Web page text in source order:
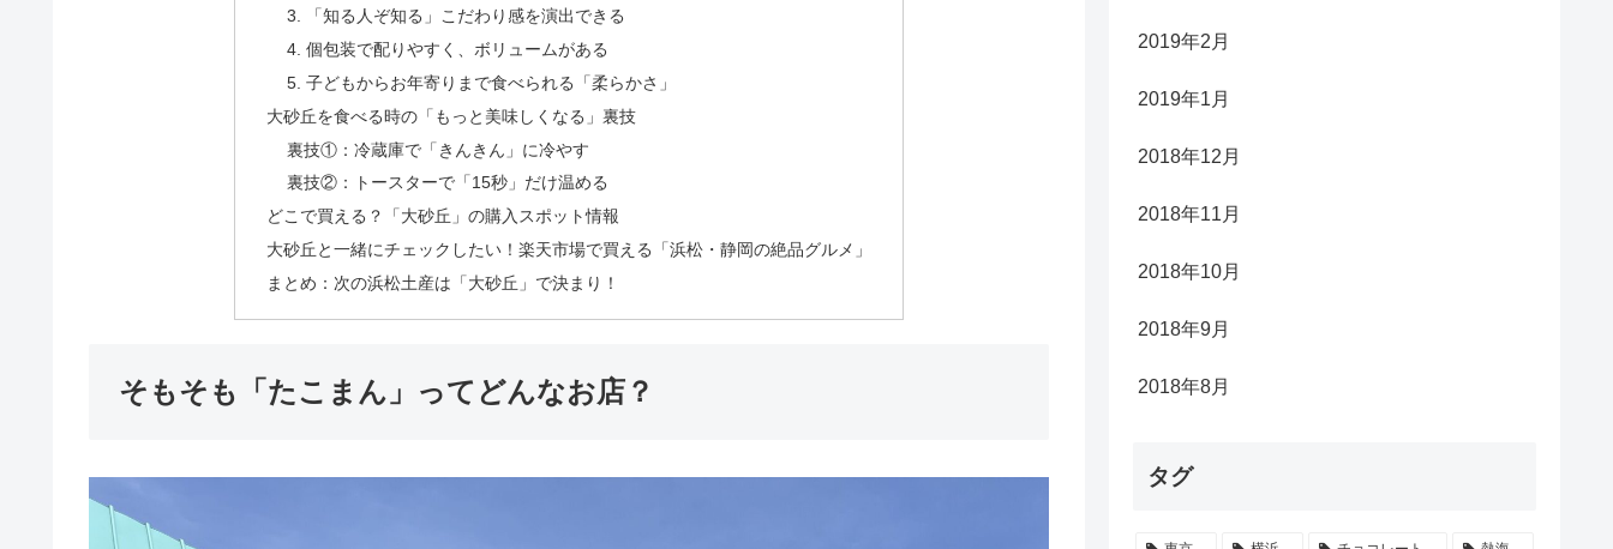
3. 「知る人ぞ知る」こだわり感を演出できる
4. 個包装で配りやすく、ボリュームがある
5. 子どもからお年寄りまで食べられる「柔らかさ」
大砂丘を食べる時の「もっと美味しくなる」裏技
裏技①：冷蔵庫で「きんきん」に冷やす
裏技②：トースターで「15秒」だけ温める
どこで買える？「大砂丘」の購入スポット情報
大砂丘と一緒にチェックしたい！楽天市場で買える「浜松・静岡の絶品グルメ」
まとめ：次の浜松土産は「大砂丘」で決まり！
そもそも「たこまん」ってどんなお店？
2019年2月
2019年1月
2018年12月
2018年11月
2018年10月
2018年9月
2018年8月
タグ